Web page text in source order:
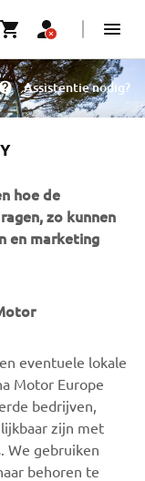
Assistentie nodig?
hoe de
zo kunnen
en marketing
eventuele lokale
Motor Europe
bedrijven,
zijn met
We gebruiken
behoren te